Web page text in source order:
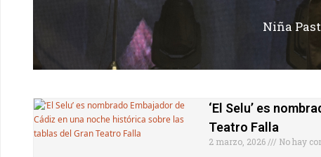
Niña
‘El Selu’ es
Teatro Falla
2 marzo, 2026
No hay